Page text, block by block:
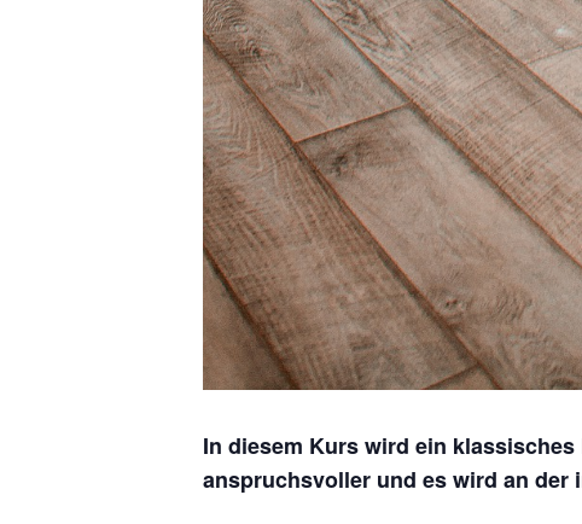
In diesem Kurs wird ein
anspruchsvoller und es wird an